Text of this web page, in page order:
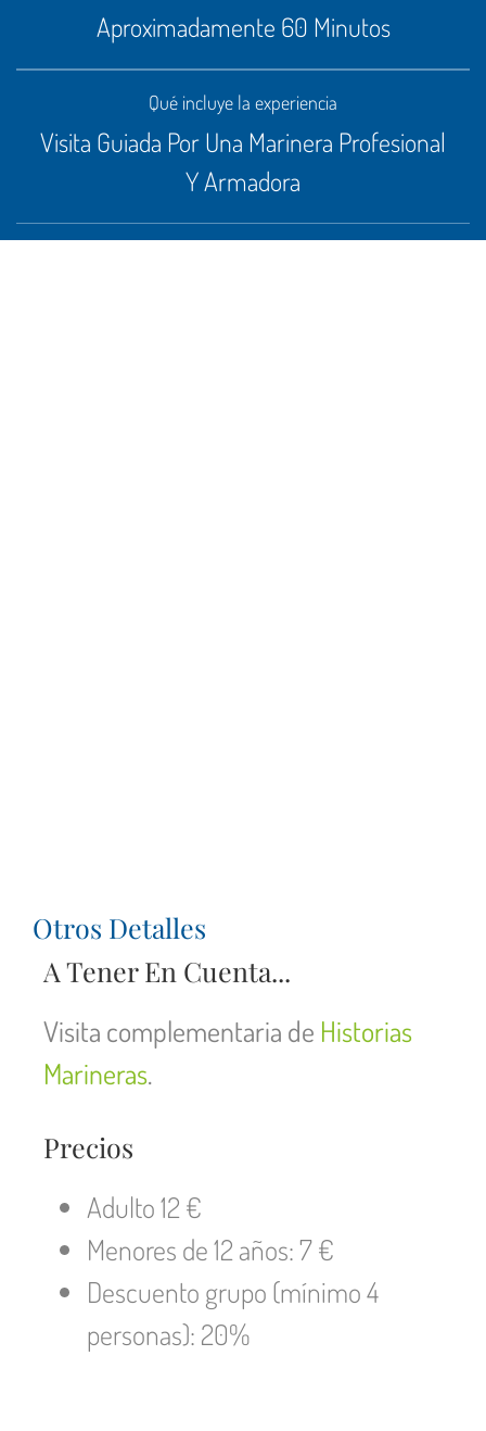
Aproximadamente 60 Minutos
Qué incluye la experiencia
Visita Guiada Por Una Marinera Profesional
Y Armadora
Otros Detalles
A Tener En Cuenta...
Visita complementaria de Historias
Marineras.
Precios
Adulto 12 €
Menores de 12 años: 7 €
Descuento grupo (mínimo 4
personas): 20%